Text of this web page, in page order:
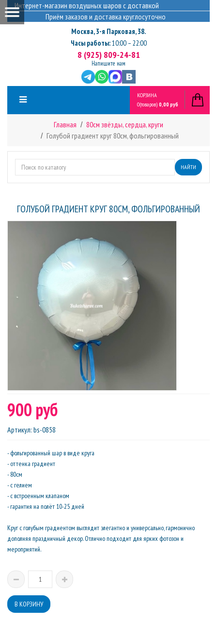
Интернет-магазин воздушных шаров с доставкой
Приём заказов и доставка круглосуточно
Москва,3-я Парковая, 38.
Часы работы:10:00 – 22:00
8 (925) 809-24-81
Напишите нам
КОРЗИНА
0(товаров) 0,00 руб
Главная
80см звёзды, сердца, круги
Голубой градиент круг 80см, фольгированный
НАЙТИ
ГОЛУБОЙ ГРАДИЕНТ КРУГ 80СМ, ФОЛЬГИРОВАННЫЙ
900 руб
Артикул: bs-0858
- фольгированный шар в виде круга
- оттенка градиент
- 80см
- с гелием
- с встроенным клапаном
- гарантия на полёт 10-25 дней
Круг с голубым градиентом выглядит элегантно и универсально, гармонично
дополняя праздничный декор. Отлично подходит для ярких фотозон и
мероприятий.